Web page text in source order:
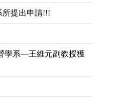
所提出申請!!!
學系—王維元副教授獲